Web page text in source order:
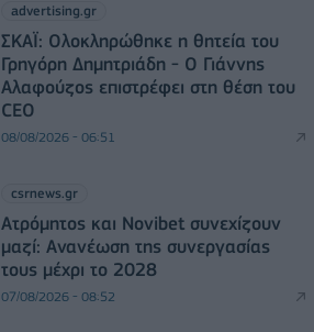
advertising.gr
ΣΚΑΪ: Ολοκληρώθηκε η θητεία του
Γρηγόρη Δημητριάδη - Ο Γιάννης
Αλαφούζος επιστρέφει στη θέση του
CEO
08/08/2026 - 06:51
csrnews.gr
Ατρόμητος και Novibet συνεχίζουν
μαζί: Ανανέωση της συνεργασίας
τους μέχρι το 2028
07/08/2026 - 08:52